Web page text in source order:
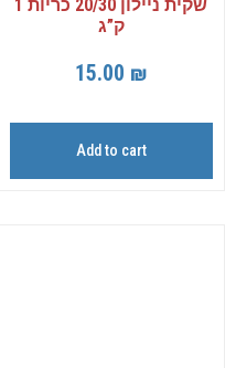
שקית ניילון 20/30 כריות 1
ק”ג
15.00 ₪
Add to cart